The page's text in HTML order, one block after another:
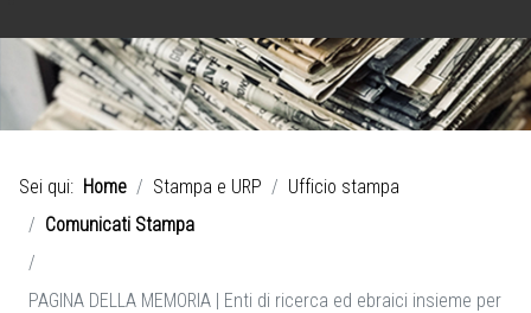
Sei qui: Home Stampa e URP
Ufficio stampa
Comunicati Stampa
PAGINA DELLA MEMORIA | Enti di ricerca ed ebraici insieme per